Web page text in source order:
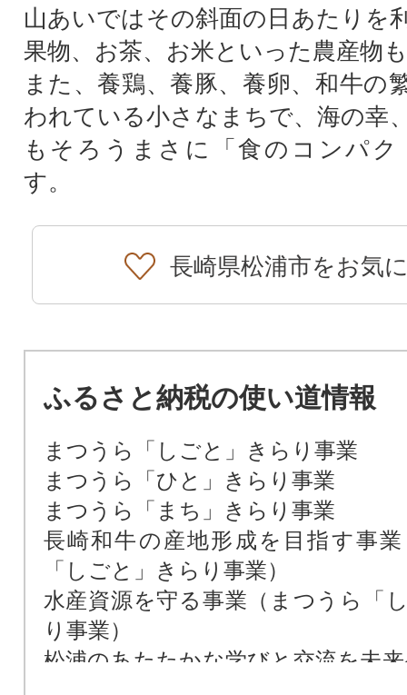
山あいではその斜面の日あたりを
果物、お茶、お米といった農産物
また、養鶏、養豚、養卵、和牛の
われている小さなまちで、海の幸
もそろうまさに「食のコンパ
す。
長崎県松浦市をお気
ふるさと納税の使い道情報
まつうら「しごと」きらり事業
まつうら「ひと」きらり事業
まつうら「まち」きらり事業
長崎和牛の産地形成を目指す事
「しごと」きらり事業）
水産資源を守る事業（まつうら「
り事業）
松浦のあたたかな学びと交流を未